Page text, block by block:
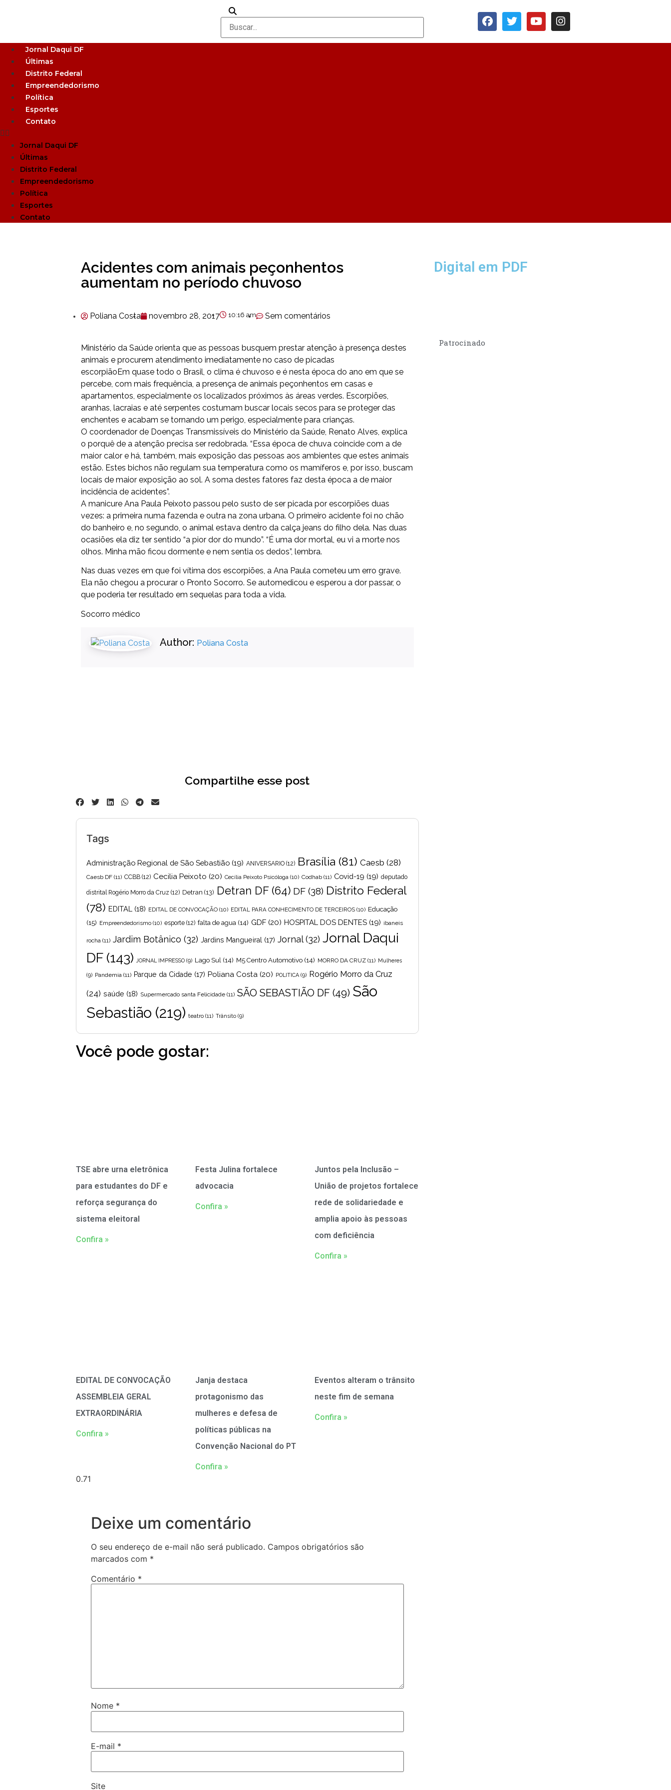
Jornal Daqui DF
Últimas
Distrito Federal
Empreendedorismo
Política
Esportes
Contato
Jornal Daqui DF
Últimas
Distrito Federal
Empreendedorismo
Política
Esportes
Contato
Acidentes com animais peçonhentos
aumentam no período chuvoso
Poliana Costa novembro 28, 2017 10:16 am Sem comentários
Ministério da Saúde orienta que as pessoas busquem prestar atenção à presença destes
animais e procurem atendimento imediatamente no caso de picadas
escorpiãoEm quase todo o Brasil, o clima é chuvoso e é nesta época do ano em que se
percebe, com mais frequência, a presença de animais peçonhentos em casas e
apartamentos, especialmente os localizados próximos às áreas verdes. Escorpiões,
aranhas, lacraias e até serpentes costumam buscar locais secos para se proteger das
enchentes e acabam se tornando um perigo, especialmente para crianças.
O coordenador de Doenças Transmissíveis do Ministério da Saúde, Renato Alves, explica
o porquê de a atenção precisa ser redobrada. “Essa época de chuva coincide com a de
maior calor e há, também, mais exposição das pessoas aos ambientes que estes animais
estão. Estes bichos não regulam sua temperatura como os mamíferos e, por isso, buscam
locais de maior exposição ao sol. A soma destes fatores faz desta época a de maior
incidência de acidentes”.
A manicure Ana Paula Peixoto passou pelo susto de ser picada por escorpiões duas
vezes: a primeira numa fazenda e outra na zona urbana. O primeiro acidente foi no chão
do banheiro e, no segundo, o animal estava dentro da calça jeans do filho dela. Nas duas
ocasiões ela diz ter sentido “a pior dor do mundo”. “É uma dor mortal, eu vi a morte nos
olhos. Minha mão ficou dormente e nem sentia os dedos”, lembra.
Nas duas vezes em que foi vítima dos escorpiões, a Ana Paula cometeu um erro grave.
Ela não chegou a procurar o Pronto Socorro. Se automedicou e esperou a dor passar, o
que poderia ter resultado em sequelas para toda a vida.
Socorro médico
Author: Poliana Costa
Compartilhe esse post
Tags
Administração Regional de São Sebastião (19) ANIVERSARIO (12) Brasília (81) Caesb (28)
Caesb DF (11) CCBB (12) Cecilia Peixoto (20) Cecília Peixoto Psicóloga (10) Codhab (11) Covid-19 (19) deputado
distrital Rogério Morro da Cruz (12) Detran (13) Detran DF(64) DF (38) Distrito Federal
(78) EDITAL (18) EDITAL DE CONVOCAÇÃO (10) EDITAL PARA CONHECIMENTO DE TERCEIROS (10) Educação
(15) Empreendedorismo (10) esporte (12) falta de agua (14) GDF (20) HOSPITAL DOS DENTES (19) ibaneis
rocha (11) Jardim Botânico (32) Jardins Mangueiral (17) Jornal(32) Jornal Daqui
DF(143) JORNAL IMPRESSO (9) Lago Sul (14) M5 Centro Automotivo (14) MORRO DA CRUZ (11) Mulheres
(9) Pandemia (11) Parque da Cidade (17) Poliana Costa (20) POLITICA (9) Rogério Morro da Cruz
(24) saúde (18) Supermercado santa Felicidade (11) SÃO SEBASTIÃO DF (49) São
Sebastião (219) teatro (11) Trânsito (9)
Você pode gostar:
TSE abre urna eletrônica
para estudantes do DF e
reforça segurança do
sistema eleitoral
Confira »
Festa Julina fortalece
advocacia
Confira »
Juntos pela Inclusão –
União de projetos fortalece
rede de solidariedade e
amplia apoio às pessoas
com deficiência
Confira »
EDITAL DE CONVOCAÇÃO
ASSEMBLEIA GERAL
EXTRAORDINÁRIA
Confira »
Janja destaca
protagonismo das
mulheres e defesa de
políticas públicas na
Convenção Nacional do PT
Confira »
Eventos alteram o trânsito
neste fim de semana
Confira »
Deixe um comentário
O seu endereço de e-mail não será publicado. Campos obrigatórios são
marcados com *
Comentário *
Nome *
E-mail *
Site
Digital em PDF
Patrocinado